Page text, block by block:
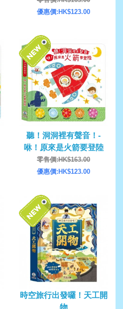
優惠價:HK$123.00
聽！洞洞裡有聲音！-
咻！原來是火箭要登陸
零售價:HK$163.00
優惠價:HK$123.00
時空旅行出發囉！天工開
物